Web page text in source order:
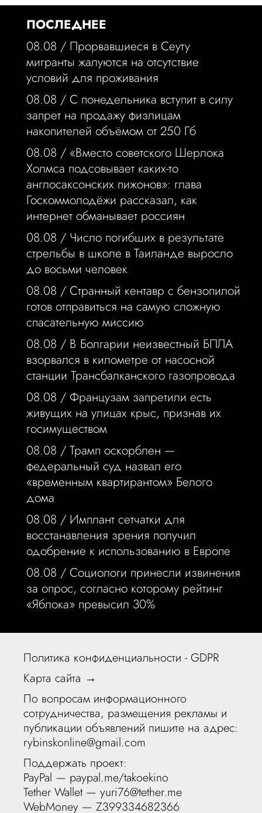
ПОСЛЕДНЕЕ
08.08 / Прорвавшиеся в Сеуту
мигранты жалуются на отсутствие
условий для проживания
08.08 / С понедельника вступит в силу
запрет на продажу физлицам
накопителей объёмом от 250 Гб
08.08 / «Вместо советского Шерлока
Холмса подсовывает каких-то
англосаксонских пижонов»: глава
Госкоммолодёжи рассказал, как
интернет обманывает россиян
08.08 / Число погибших в результате
стрельбы в школе в Таиланде выросло
до восьми человек
08.08 / Странный кентавр с бензопилой
готов отправиться на самую сложную
спасательную миссию
08.08 / В Болгарии неизвестный БПЛА
взорвался в километре от насосной
станции Трансбалканского газопровода
08.08 / Французам запретили есть
живущих на улицах крыс, признав их
госимуществом
08.08 / Трамп оскорблен —
федеральный суд назвал его
«временным квартирантом» Белого
дома
08.08 / Имплант сетчатки для
восстанавления зрения получил
одобрение к использованию в Европе
08.08 / Социологи принесли извинения
за опрос, согласно которому рейтинг
«Яблока» превысил 30%
Политика конфиденциальности - GDPR
Карта сайта →
По вопросам информационного
сотрудничества, размещения рекламы и
публикации объявлений пишите на адрес:
rybinskonline@gmail.com
Поддержать проект:
PayPal — paypal.me/takoekino
Tether Wallet — yuri76@tether.me
WebMoney — Z399334682366